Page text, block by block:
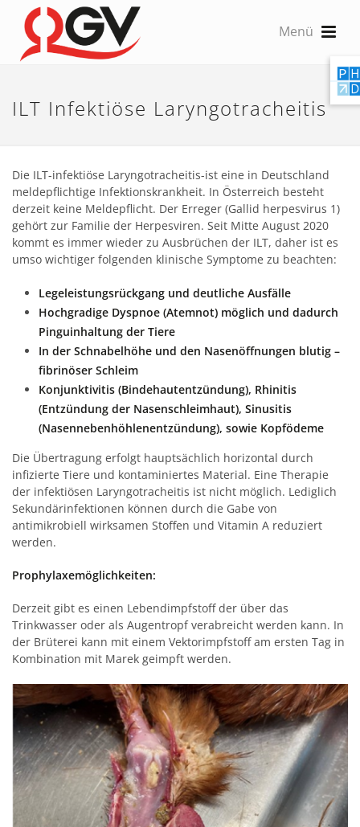
ILT Infektiöse Laryngotracheitis
Die ILT-infektiöse Laryngotracheitis-ist eine in Deutschland
meldepflichtige Infektionskrankheit. In Österreich besteht
derzeit keine Meldepflicht. Der Erreger (Gallid herpesvirus 1)
gehört zur Familie der Herpesviren. Seit Mitte August 2020
kommt es immer wieder zu Ausbrüchen der ILT, daher ist es
umso wichtiger folgenden klinische Symptome zu beachten:
Legeleistungsrückgang und deutliche Ausfälle
Hochgradige Dyspnoe (Atemnot) möglich und dadurch
Pinguinhaltung der Tiere
In der Schnabelhöhe und den Nasenöffnungen blutig –
fibrinöser Schleim
Konjunktivitis (Bindehautentzündung), Rhinitis
(Entzündung der Nasenschleimhaut), Sinusitis
(Nasennebenhöhlenentzündung), sowie Kopfödeme
Die Übertragung erfolgt hauptsächlich horizontal durch
infizierte Tiere und kontaminiertes Material. Eine Therapie
der infektiösen Laryngotracheitis ist nicht möglich. Lediglich
Sekundärinfektionen können durch die Gabe von
antimikrobiell wirksamen Stoffen und Vitamin A reduziert
werden.
Prophylaxemöglichkeiten:
Derzeit gibt es einen Lebendimpfstoff der über das
Trinkwasser oder als Augentropf verabreicht werden kann. In
der Brüterei kann mit einem Vektorimpfstoff am ersten Tag in
Kombination mit Marek geimpft werden.